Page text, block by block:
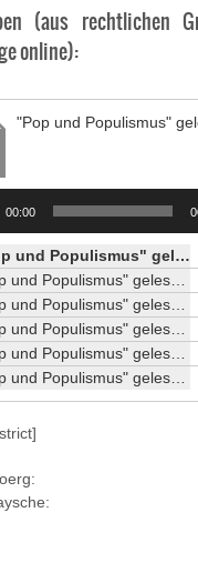
(aus rechtlichen
online):
00:00
Populismus" gelesen von Jörg Petzold (1/6)
Populismus" gelesen von Jörg Petzold (2/6)
Populismus" gelesen von Jörg Petzold (3/6)
Populismus" gelesen von Jörg Petzold (4/6)
Populismus" gelesen von Jörg Petzold (5/6)
Populismus" gelesen von Jörg Petzold (6/6)